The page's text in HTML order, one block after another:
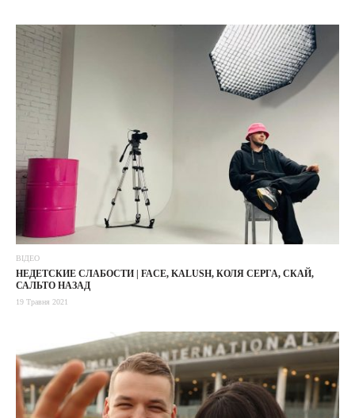
ВІДЕО
НЕДЕТСКИЕ СЛАБОСТИ | FACE, KALUSH, КОЛЯ СЕРГА, СКАЙ,
САЛЬТО НАЗАД
19 Травня 2021